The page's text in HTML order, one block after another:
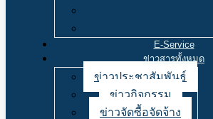
E-Service
ข่าวสารทั้งหมด
ข่าวประชาสัมพันธ์
ข่าวกิจกรรม
ข่าวจัดซื้อจัดจ้าง